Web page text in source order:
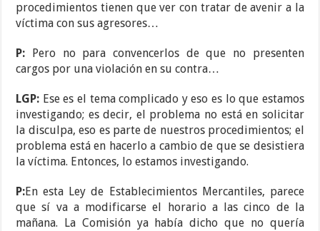
procedimientos tienen que ver con tratar de avenir a la
víctima con sus agresores…
P: Pero no para convencerlos de que no presenten
cargos por una violación en su contra…
LGP: Ese es el tema complicado y eso es lo que estamos
investigando; es decir, el problema no está en solicitar
la disculpa, eso es parte de nuestros procedimientos; el
problema está en hacerlo a cambio de que se desistiera
la víctima. Entonces, lo estamos investigando.
P:En esta Ley de Establecimientos Mercantiles, parece
que sí va a modificarse el horario a las cinco de la
mañana. La Comisión ya había dicho que no quería